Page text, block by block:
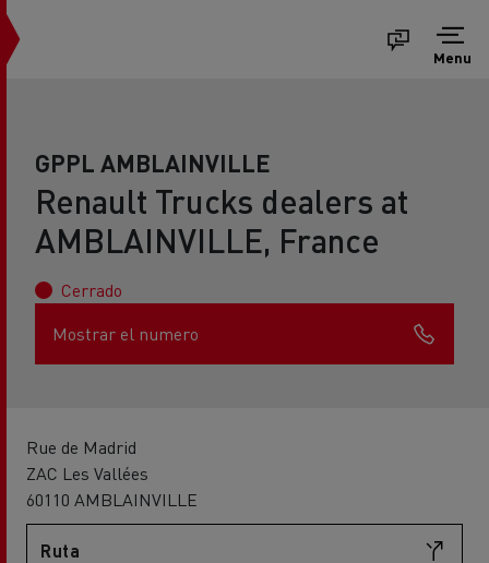
Menu
GPPL AMBLAINVILLE
Renault Trucks dealers at
AMBLAINVILLE, France
Cerrado
Mostrar el numero
Rue de Madrid
ZAC Les Vallées
60110 AMBLAINVILLE
Ruta